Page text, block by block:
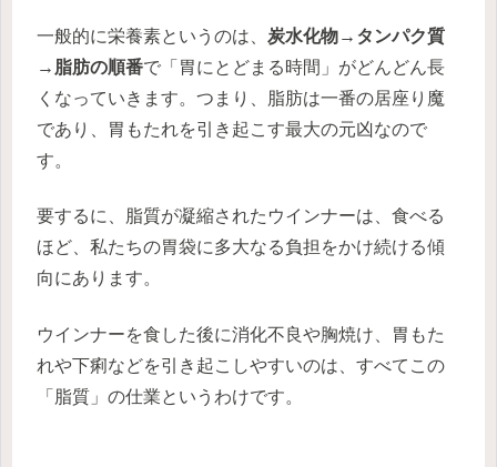
一般的に栄養素というのは、 炭水化物→タンパク質
→脂肪の順番で「胃にとどまる時間」がどんどん長
くなっていきます。つまり、脂肪は一番の居座り魔
であり、胃もたれを引き起こす最大の元凶なので
す。
要するに、脂質が凝縮されたウインナーは、食べる
ほど、私たちの胃袋に多大なる負担をかけ続ける傾
向にあります。
ウインナーを食した後に消化不良や胸焼け、胃もた
れや下痢などを引き起こしやすいのは、すべてこの
「脂質」の仕業というわけです。